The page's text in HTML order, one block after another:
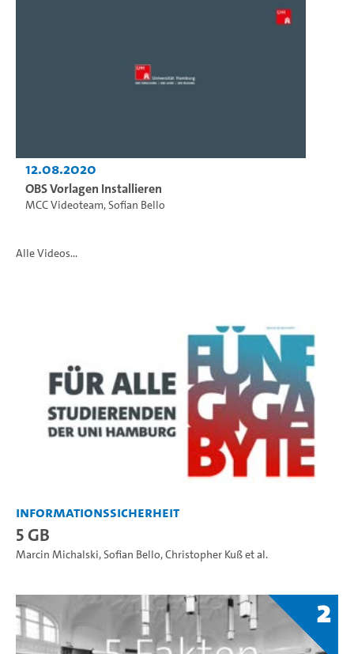
12.08.2020
OBS Vorlagen Installieren
MCC Videoteam,Sofian Bello
Alle Videos...
Informationssicherheit
5 GB
Marcin Michalski,Sofian Bello,Christopher Kußet al.
2